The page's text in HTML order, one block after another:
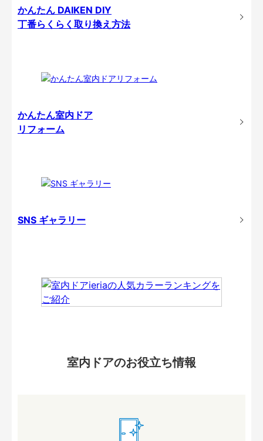
かんたん DAIKEN DIY
丁番らくらく取り換え方法
かんたん室内ドア
リフォーム
SNS ギャラリー
室内ドアのお役立ち情報